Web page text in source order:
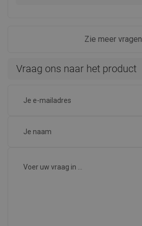
Zie meer vragen
Vraag ons naar het product